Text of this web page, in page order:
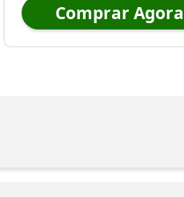
Comprar Agora